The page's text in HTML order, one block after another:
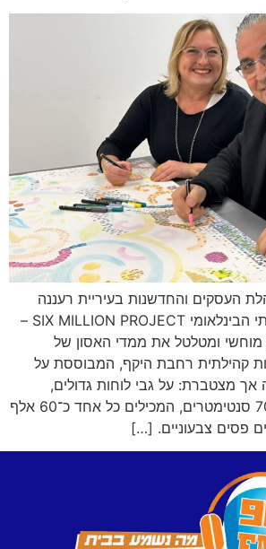
העסקים והחדשנות בעיריית רעננה
המיזם האמנותי־קהילתי הבינלאומי SIX MILLION PROJECT –
ומטלטל את ממדי האסון של
קהילתית רחבת היקף, המבוססת על
אך מצטברת: על גבי לוחות גדולים,
ברוחב מטר ובגובה 70 סנטימטרים, המכילים כל אחד כ־60 אלף
פסים צבעוניים. […]